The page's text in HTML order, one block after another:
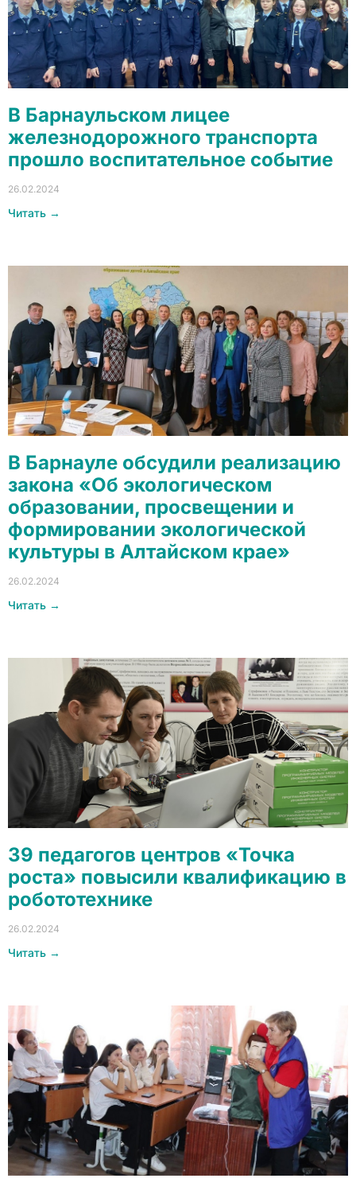
В Барнаульском лицее
железнодорожного транспорта
прошло воспитательное событие
26.02.2024
Читать →
В Барнауле обсудили реализацию
закона «Об экологическом
образовании, просвещении и
формировании экологической
культуры в Алтайском крае»
26.02.2024
Читать →
39 педагогов центров «Точка
роста» повысили квалификацию в
робототехнике
26.02.2024
Читать →